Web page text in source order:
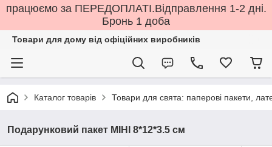
працюємо за ПЕРЕДОПЛАТІ.Відправлення 1-2 дні.
Бронь 1 доба
Товари для дому від офіційних виробників
Каталог товарів Товари для свята: паперові пакети,
Подарунковий пакет МІНІ 8*12*3.5 см